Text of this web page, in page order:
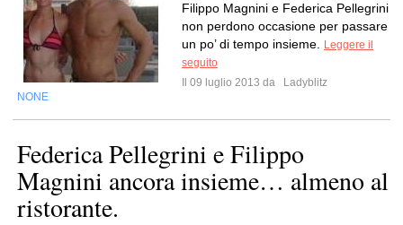
Filippo Magnini e Federica Pellegrini
non perdono occasione per passare
un po’ di tempo insieme.
Leggere il
seguito
Il 09 luglio 2013 da
Ladyblitz
NONE
Federica Pellegrini e Filippo
Magnini ancora insieme… almeno al
ristorante.